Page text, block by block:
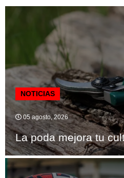
NOTICIAS
05 agosto, 2026
La poda mejora tu